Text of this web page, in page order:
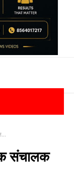
संचालक